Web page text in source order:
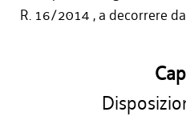
R. 16/2014 , a decorrere